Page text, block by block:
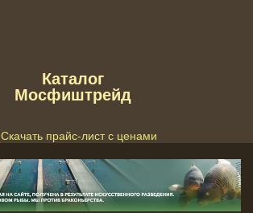
Каталог
Мосфиштрейд
Скачать прайс-лист с ценами